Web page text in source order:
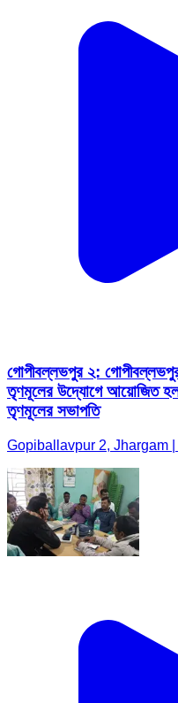
গোপীবল্লভপুর ২: গোপীবল্লভপুর
তৃণমূলের উদ্যোগে আয়োজিত হল
তৃণমূলের সভাপতি
Gopiballavpur 2, Jhargam